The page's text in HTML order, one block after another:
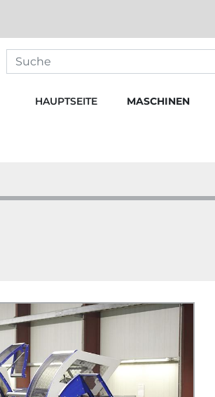
HAUPTSEITE MASCHINEN